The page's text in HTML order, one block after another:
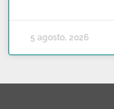
5 agosto, 2026